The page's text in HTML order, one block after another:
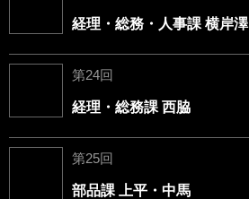
経理・総務・人事課 横岸澤
第24回
経理・総務課 西脇
第25回
部品課 上平・中馬